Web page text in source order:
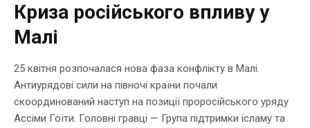
Криза російського впливу у
Малі
25 квітня розпочалася нова фаза конфлікту в Малі.
Антиурядові сили на півночі країни почали
скоординований наступ на позиції проросійського уряду
Ассіми Гоїти. Головні гравці — Група підтримки ісламу та